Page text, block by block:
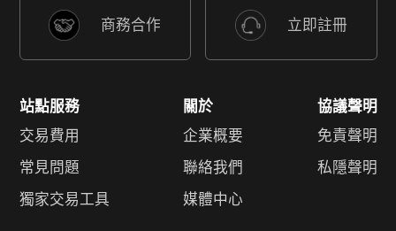
商務合作 立即註冊
站點服務
交易費用
常見問題
獨家交易工具
關於
企業概要
聯絡我們
媒體中心
協議聲明
免責聲明
私隱聲明